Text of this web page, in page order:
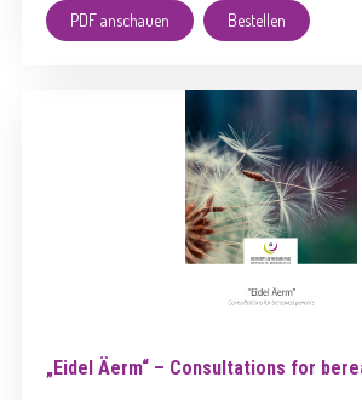
PDF anschauen Bestellen
„Eidel Äerm“ – Consultations for